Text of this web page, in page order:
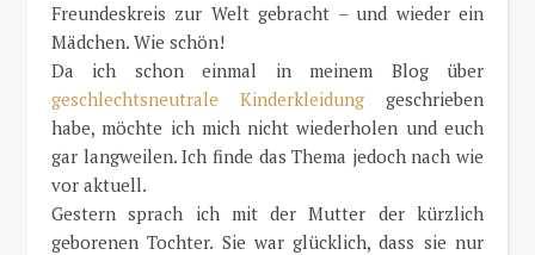
Freundeskreis zur Welt gebracht – und wieder ein
Mädchen. Wie schön!
Da ich schon einmal in meinem Blog über
geschlechtsneutrale Kinderkleidung geschrieben
habe, möchte ich mich nicht wiederholen und euch
gar langweilen. Ich finde das Thema jedoch nach wie
vor aktuell.
Gestern sprach ich mit der Mutter der kürzlich
geborenen Tochter. Sie war glücklich, dass sie nur